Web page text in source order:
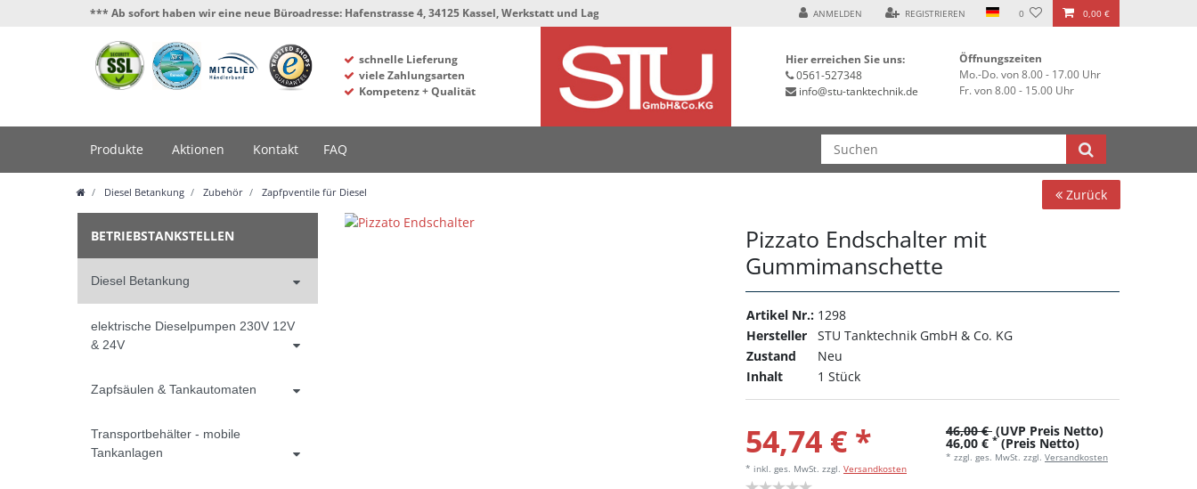
*** Ab sofort haben wir eine neue Büroadresse: Hafenstrasse 4, 34125 Kassel, Werkstatt und Lager bleiben in der Hafenstrasse 76, 34125 Kassel ***ANMELDEN REGISTRIEREN 0 0,00 €
schnelle Lieferung
viele Zahlungsarten
Kompetenz + Qualität
Hier erreichen Sie uns:
0561-527348
info@stu-tanktechnik.de
Öffnungszeiten
Mo.-Do. von 8.00 - 17.00 Uhr
Fr. von 8.00 - 15.00 Uhr
Produkte Aktionen Kontakt FAQ
Diesel Betankung Zubehör Zapfpventile für Diesel Zurück
BETRIEBSTANKSTELLEN
Diesel Betankung
elektrische Dieselpumpen 230V 12V
& 24V
Zapfsäulen & Tankautomaten
Transportbehälter - mobile
Tankanlagen
Pizzato Endschalter mit
Gummimanschette
Artikel Nr.: 1298
Hersteller
STU Tanktechnik GmbH & Co. KG
Zustand
Neu
Inhalt
1 Stück
54,74 € *
* inkl. ges. MwSt. zzgl. Versandkosten
46,00 € (UVP Preis Netto)
46,00 € * (Preis Netto)
* zzgl. ges. MwSt. zzgl. Versandkosten